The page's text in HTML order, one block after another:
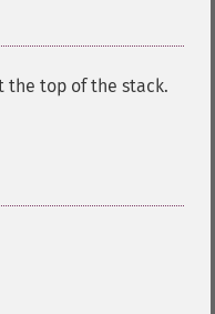
the top of the stack.